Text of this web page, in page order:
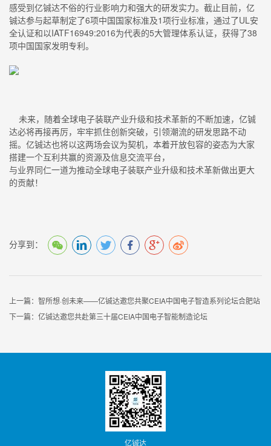
感受到亿铖达不俗的行业影响力和强大的研发实力。截止目前，亿
铖达参与起草制定了6项中国国家标准及1项行业标准，通过了UL安
全认证和以IATF16949:2016为代表的5大管理体系认证，获得了38
项中国国家发明专利。
未来，随着全球电子装联产业升级和技术革新的不断加速，亿铖
达必将再接再厉，牢牢抓住创新突破，引领潮流的研发思路不动
摇。亿铖达也将以这两场会议为契机，本着开放包容的姿态为大家
搭建一个互利共赢的资源及信息交流平台，
与业界同仁一道为推动全球电子装联产业升级和技术革新做出更大
的贡献！
分享到：
上一篇： 智所想·创未来——亿铖达邀您共聚CEIA中国电子智造系列论坛合肥站
下一篇： 亿铖达邀您共赴第三十届CEIA中国电子智能制造论坛
亿铖达